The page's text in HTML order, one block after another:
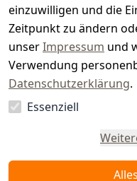
einzuwilligen und die
Zeitpunkt zu ändern
unserImpressum und
Verwendung
Datenschutzerklärung.
Essenziell
Vertrag
widerrufen